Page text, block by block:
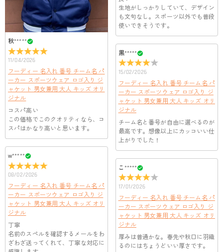
秋*****
11/04/2026
フーディー 名入れ 番号 チーム名 パ
ーカー スポーツウェア ロゴ入り ジ
ャケット 男女兼用 大人 キッズ オリ
ジナル
コスパ高い
この価格でこのクオリティなら、コ
スパはかなり高いと思います。
w*****
08/02/2026
フーディー 名入れ 番号 チーム名 パ
ーカー スポーツウェア ロゴ入り ジ
ャケット 男女兼用 大人 キッズ オリ
ジナル
丁寧
名前のスペルを確認するメールをわ
ざわざ送ってくれて、丁寧な対応に
生地がしっかりしていて、デザイン
も文句なし。スポーツ以外でも普段
使いできそうです。
黒*****
15/02/2026
フーディー 名入れ 番号 チーム名 パ
ーカー スポーツウェア ロゴ入り ジ
ャケット 男女兼用 大人 キッズ オリ
ジナル
チーム名と番号が自由に選べるのが
最高です。想像以上にカッコいい仕
上がりでした！
こ*****
17/01/2026
フーディー 名入れ 番号 チーム名 パ
ーカー スポーツウェア ロゴ入り ジ
ャケット 男女兼用 大人 キッズ オリ
ジナル
厚みは普通かな。春先や秋口に羽織
るのにはちょうどいい厚さです。
客様のお支払い情報は当社のサーバーに一切保存されません。
Paypal又はクレジットカート発行会社によって処理されます。
支払い情報は保護されますか？
当社では、個人情報保護を目的としたコンプライアンスに則
り、プライバシーポリシーを定めています。お客様に安心かつ
安全にご利用いただけるよう最善の注意を払い、個人情報を厳
重に取り扱っています。 詳細はプライバシーポリシー
確認ください。
服＆ファッション
どうやってオリジナル服をオーダーメイドします
か？
まずお気に入りのデザインを選んで、ページに表示した項目や
選択しを選んでから、カートに追加してご注文手続きをお願い
いたします。
服の印刷に色違いが出ることがありますか？
はい。ご覧になる環境（PCのモニタやスマホの画面）、商品撮
影時の照明等によりイメージ画像が実際の商品と色味が異なる
場合がございます。
どうやって自分に合うサイズを選びますか？
まずお気に入りのデザインを選んで、商品ページの画像にサイ
ズ表を参考して、自分に合うサイズをお選びください。測定方
法が異なるため、サイズに1〜2cm程度の誤差がある場合がござ
います。
配送＆返品について
送料はいくらですか？
送料は配送方法によって異なります。通常配送は送料が2,520
円で、16,020円以上で無料になります。速達配送は送料が5,400
円になります。90,000円以上で無料になります。（一部離島や
遠方へご発送の場合、中継料が別途加算されます。）
注文した商品はいつ届きますか？
納期=製作作業時間+配送時間 受注製作品のため、ご入金を確
認してから制作となります。大量生産品ではなく、一つ一つ手
でお作りしており、予定作業時間は商品ページに記載しており
ます。 そしてご購入の際にお選び頂いた「配送方法」の選択
によって、お届け日数が異なります。詳細は
でご確認ください。.
返品・交換はできますか？
お客様が商品受け取り後、60日以内の未使用品の返品は可能で
す。受注生産品のため、返品は50%の返品手数料(材料費)が発
生致します。詳細は
キャンセル/返品について
さい。.